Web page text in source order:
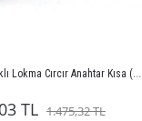
Glory Kazıklı Lokma Cırcır Anahtar Kısa (Dört Ölçü) 17X21-19X24mm
TL
1.475,32 TL